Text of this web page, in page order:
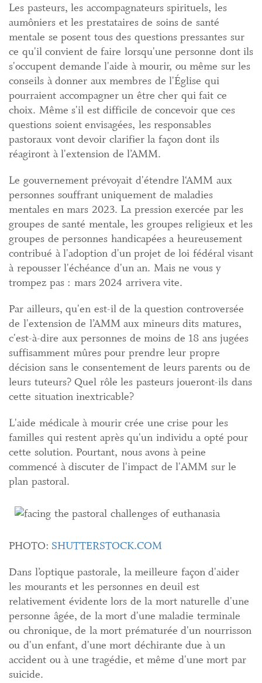
Les pasteurs, les accompagnateurs spirituels, les
aumôniers et les prestataires de soins de santé
mentale se posent tous des questions pressantes sur
ce qu'il convient de faire lorsqu'une personne dont ils
s'occupent demande l'aide à mourir, ou même sur les
conseils à donner aux membres de l'Église qui
pourraient accompagner un être cher qui fait ce
choix. Même s'il est difficile de concevoir que ces
questions soient envisagées, les responsables
pastoraux vont devoir clarifier la façon dont ils
réagiront à l'extension de l’AMM.
Le gouvernement prévoyait d'étendre l‘AMM aux
personnes souffrant uniquement de maladies
mentales en mars 2023. La pression exercée par les
groupes de santé mentale, les groupes religieux et les
groupes de personnes handicapées a heureusement
contribué à l'adoption d'un projet de loi fédéral visant
à repousser l'échéance d'un an. Mais ne vous y
trompez pas : mars 2024 arrivera vite.
Par ailleurs, qu'en est-il de la question controversée
de l'extension de l’AMM aux mineurs dits matures,
c'est-à-dire aux personnes de moins de 18 ans jugées
suffisamment mûres pour prendre leur propre
décision sans le consentement de leurs parents ou de
leurs tuteurs? Quel rôle les pasteurs joueront-ils dans
cette situation inextricable?
L'aide médicale à mourir crée une crise pour les
familles qui restent après qu'un individu a opté pour
cette solution. Pourtant, nous avons à peine
commencé à discuter de l'impact de l'AMM sur le
plan pastoral.
PHOTO: SHUTTERSTOCK.COM
Dans l’optique pastorale, la meilleure façon d'aider
les mourants et les personnes en deuil est
relativement évidente lors de la mort naturelle d'une
personne âgée, de la mort d'une maladie terminale
ou chronique, de la mort prématurée d'un nourrisson
ou d'un enfant, d'une mort déchirante due à un
accident ou à une tragédie, et même d'une mort par
suicide.